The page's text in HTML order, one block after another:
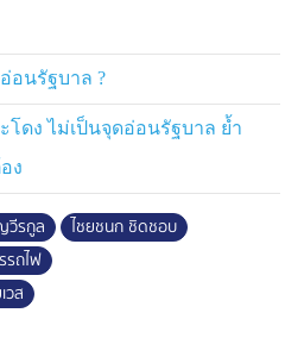
งพลตำรวจเอกเสรีพิศุทธ์ ที่จะ
ตามกฎหมาย ส่วนขั้นตอนการคืน
ในขั้นตอนที่การรถไฟฯ จะ
นคู่กรณีเป็นรายแปลง ซึ่งอยู่ใน
อนรัฐบาล ?
ดง ไม่เป็นจุดอ่อนรัฐบาล ย้ำ
ง
วีรกูล
ไชยชนก ชิดชอบ
รถไฟ
วส